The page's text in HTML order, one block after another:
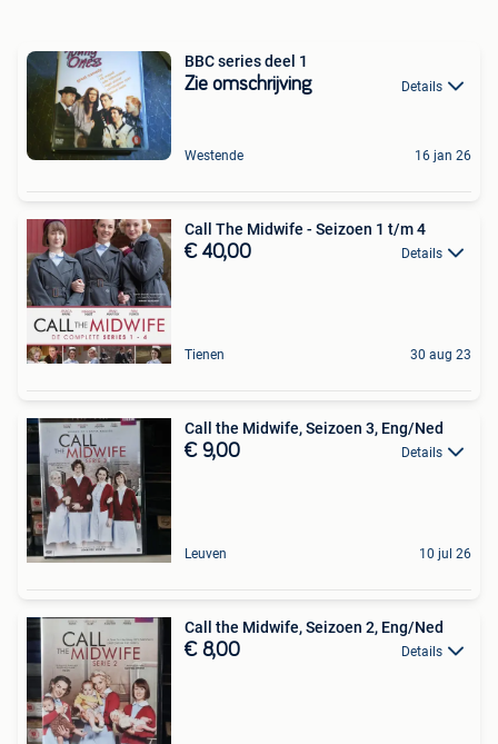
BBC series deel 1
Zie omschrijving Details
Westende 16 jan 26
Call The Midwife - Seizoen 1 t/m 4
€ 40,00 Details
Tienen 30 aug 23
Call the Midwife, Seizoen 3, Eng/Ned
€ 9,00 Details
Leuven 10 jul 26
Call the Midwife, Seizoen 2, Eng/Ned
€ 8,00 Details